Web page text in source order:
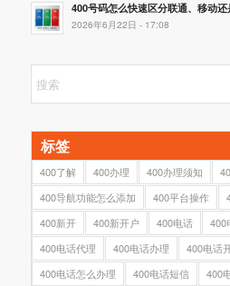
400号码怎么快速区分联通、移动还
2026年6月22日 - 17:08
标签
400了解 400办理 400办理须知
400导航功能怎么添加
400平台操作
400新开
400新开户 400电话
400
400电话代理
400电话办理 400电话
400电话怎么办理
400电话短信 400